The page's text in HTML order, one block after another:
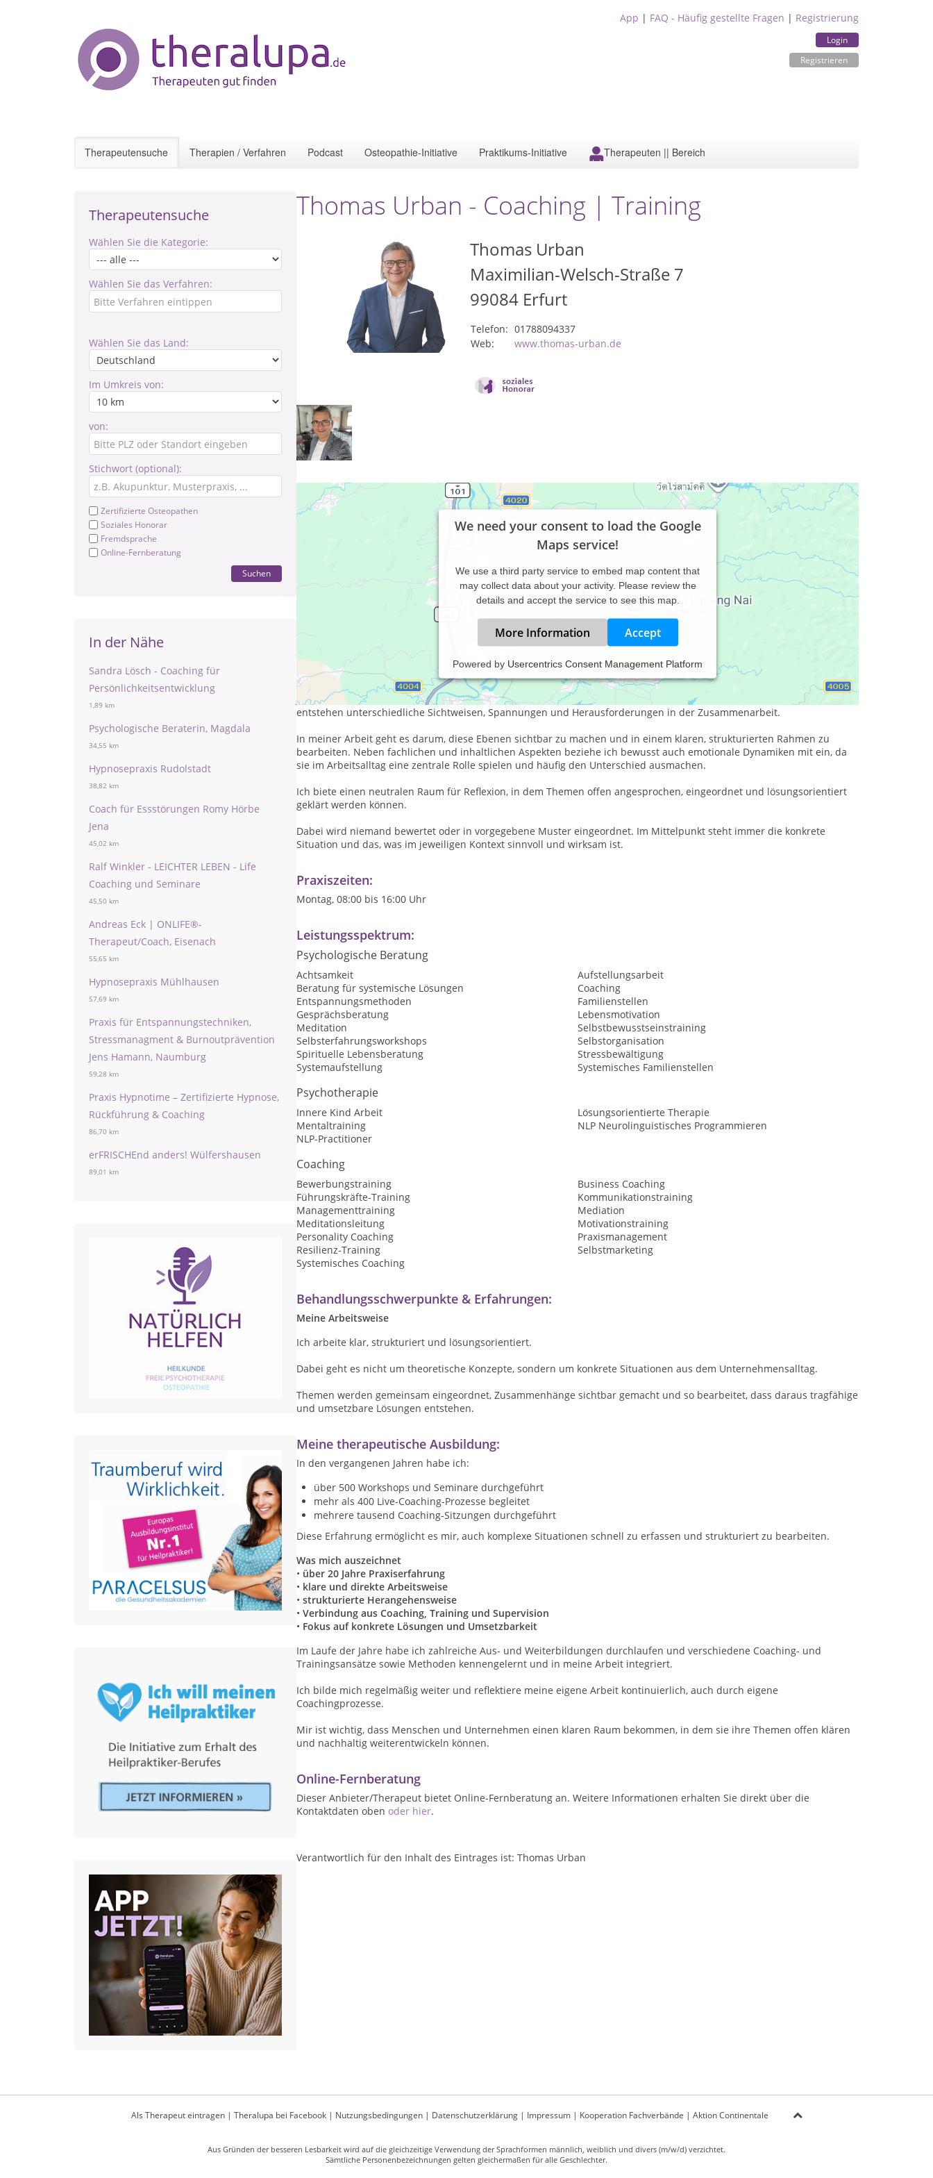
App | FAQ - Häufig gestellte Fragen | Registrierung
Login
Registrieren
Therapeutensuche Therapien / Verfahren Podcast Osteopathie-Initiative Praktikums-Initiative Therapeuten || Bereich
Therapeutensuche
Wählen Sie die Kategorie:
Wählen Sie das Verfahren:
Wählen Sie das Land:
Im Umkreis von:
von:
Stichwort (optional):
Zertifizierte Osteopathen
Soziales Honorar
Fremdsprache
Online-Fernberatung
Suchen
In der Nähe
Sandra Lösch - Coaching für
Persönlichkeitsentwicklung
1,89 km
Psychologische Beraterin, Magdala
34,55 km
Hypnosepraxis Rudolstadt
38,82 km
Coach für Essstörungen Romy Hörbe
Jena
45,02 km
Ralf Winkler - LEICHTER LEBEN - Life
Coaching und Seminare
45,50 km
Andreas Eck | ONLIFE®-
Therapeut/Coach, Eisenach
55,65 km
Hypnosepraxis Mühlhausen
57,69 km
Praxis für Entspannungstechniken,
Stressmanagment & Burnoutprävention
Jens Hamann, Naumburg
59,28 km
Praxis Hypnotime – Zertifizierte Hypnose,
Rückführung & Coaching
86,70 km
erFRISCHEnd anders! Wülfershausen
89,01 km
Thomas Urban - Coaching | Training
Thomas Urban
Maximilian-Welsch-Straße 7
99084 Erfurt
Telefon: 01788094337
Web:
www.thomas-urban.de
We need your consent to load the Google
Maps service!
We use a third party service to embed map content that
may collect data about your activity. Please review the
details and accept the service to see this map.
More Information Accept
Powered by Usercentrics Consent Management Platform
Meine Haltung und Philosophie
Jeder Mensch bringt eigene Perspektiven, Erfahrungen, Denkweisen und Emotionen in den Arbeitsalltag ein. Daraus
entstehen unterschiedliche Sichtweisen, Spannungen und Herausforderungen in der Zusammenarbeit.
In meiner Arbeit geht es darum, diese Ebenen sichtbar zu machen und in einem klaren, strukturierten Rahmen zu
bearbeiten. Neben fachlichen und inhaltlichen Aspekten beziehe ich bewusst auch emotionale Dynamiken mit ein, da
sie im Arbeitsalltag eine zentrale Rolle spielen und häufig den Unterschied ausmachen.
Ich biete einen neutralen Raum für Reflexion, in dem Themen offen angesprochen, eingeordnet und lösungsorientiert
geklärt werden können.
Dabei wird niemand bewertet oder in vorgegebene Muster eingeordnet. Im Mittelpunkt steht immer die konkrete
Situation und das, was im jeweiligen Kontext sinnvoll und wirksam ist.
Praxiszeiten:
Montag, 08:00 bis 16:00 Uhr
Leistungsspektrum:
Psychologische Beratung
Achtsamkeit
Aufstellungsarbeit
Beratung für systemische Lösungen
Coaching
Entspannungsmethoden
Familienstellen
Gesprächsberatung
Lebensmotivation
Meditation
Selbstbewusstseinstraining
Selbsterfahrungsworkshops
Selbstorganisation
Spirituelle Lebensberatung
Stressbewältigung
Systemaufstellung
Systemisches Familienstellen
Psychotherapie
Innere Kind Arbeit
Lösungsorientierte Therapie
Mentaltraining
NLP Neurolinguistisches Programmieren
NLP-Practitioner
Coaching
Bewerbungstraining
Business Coaching
Führungskräfte-Training
Kommunikationstraining
Managementtraining
Mediation
Meditationsleitung
Motivationstraining
Personality Coaching
Praxismanagement
Resilienz-Training
Selbstmarketing
Systemisches Coaching
Behandlungsschwerpunkte & Erfahrungen:
Meine Arbeitsweise
Ich arbeite klar, strukturiert und lösungsorientiert.
Dabei geht es nicht um theoretische Konzepte, sondern um konkrete Situationen aus dem Unternehmensalltag.
Themen werden gemeinsam eingeordnet, Zusammenhänge sichtbar gemacht und so bearbeitet, dass daraus tragfähige
und umsetzbare Lösungen entstehen.
Meine therapeutische Ausbildung:
In den vergangenen Jahren habe ich:
über 500 Workshops und Seminare durchgeführt
mehr als 400 Live-Coaching-Prozesse begleitet
mehrere tausend Coaching-Sitzungen durchgeführt
Diese Erfahrung ermöglicht es mir, auch komplexe Situationen schnell zu erfassen und strukturiert zu bearbeiten.
Was mich auszeichnet
• über 20 Jahre Praxiserfahrung
• klare und direkte Arbeitsweise
• strukturierte Herangehensweise
• Verbindung aus Coaching, Training und Supervision
• Fokus auf konkrete Lösungen und Umsetzbarkeit
Im Laufe der Jahre habe ich zahlreiche Aus- und Weiterbildungen durchlaufen und verschiedene Coaching- und
Trainingsansätze sowie Methoden kennengelernt und in meine Arbeit integriert.
Ich bilde mich regelmäßig weiter und reflektiere meine eigene Arbeit kontinuierlich, auch durch eigene
Coachingprozesse.
Mir ist wichtig, dass Menschen und Unternehmen einen klaren Raum bekommen, in dem sie ihre Themen offen klären
und nachhaltig weiterentwickeln können.
Online-Fernberatung
Dieser Anbieter/Therapeut bietet Online-Fernberatung an. Weitere Informationen erhalten Sie direkt über die
Kontaktdaten oben oder hier.
Verantwortlich für den Inhalt des Eintrages ist: Thomas Urban
Als Therapeut eintragen| Theralupa bei Facebook| Nutzungsbedingungen| Datenschutzerklärung| Impressum| Kooperation Fachverbände | Aktion Continentale
Aus Gründen der besseren Lesbarkeit wird auf die gleichzeitige Verwendung der Sprachformen männlich, weiblich und divers (m/w/d) verzichtet.
Sämtliche Personenbezeichnungen gelten gleichermaßen für alle Geschlechter.